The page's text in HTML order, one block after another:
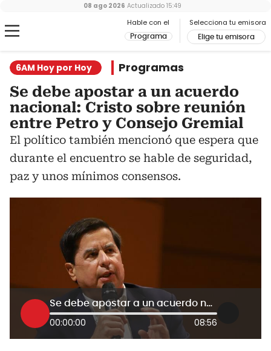
Hable con el
Programa
Selecciona tu emisora
Elige tu emisora
08 ago 2026 Actualizado 15:49
6AM Hoy por Hoy Programas
Se debe apostar a un acuerdo
nacional: Cristo sobre reunión
entre Petro y Consejo Gremial
El político también mencionó que espera que
durante el encuentro se hable de seguridad,
paz y unos mínimos consensos.
Se debe apostar a un acuerdo nacional: Cristo sobre reunión entre Petro y Consejo Gremial
00:00:00 08:56